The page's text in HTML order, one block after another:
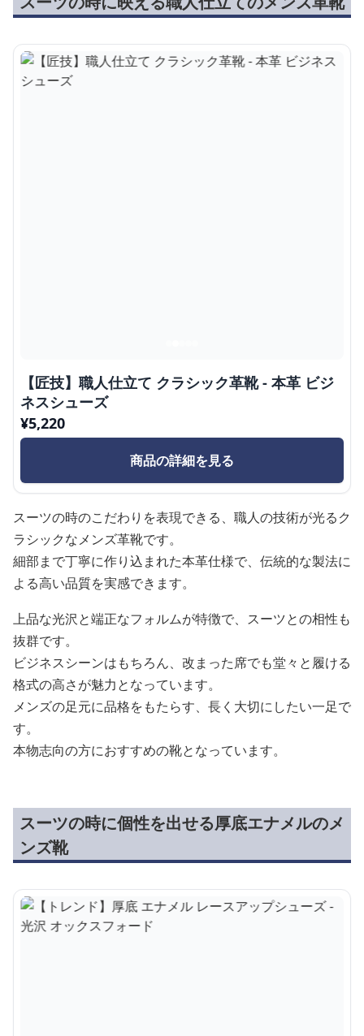
【匠技】職人仕立て クラシック革靴 - 本革 ビジ
ネスシューズ
¥5,220
商品の詳細を見る
スーツの時のこだわりを表現できる、職人の技術が光るク
ラシックなメンズ革靴です。
細部まで丁寧に作り込まれた本革仕様で、伝統的な製法に
よる高い品質を実感できます。
上品な光沢と端正なフォルムが特徴で、スーツとの相性も
抜群です。
ビジネスシーンはもちろん、改まった席でも堂々と履ける
格式の高さが魅力となっています。
メンズの足元に品格をもたらす、長く大切にしたい一足で
す。
本物志向の方におすすめの靴となっています。
スーツの時に個性を出せる厚底エナメルのメ
ンズ靴